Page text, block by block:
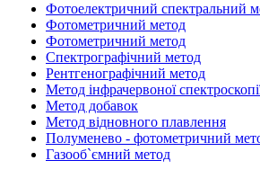
Фотоелектричний спектральний
Фотометричний метод
Фотометричний метод
Спектрографічний метод
Рентгенографічний метод
Метод інфрачервоної
Метод добавок
Метод відновного плавлення
Полуменево - фотометричний
Газооб`ємний метод